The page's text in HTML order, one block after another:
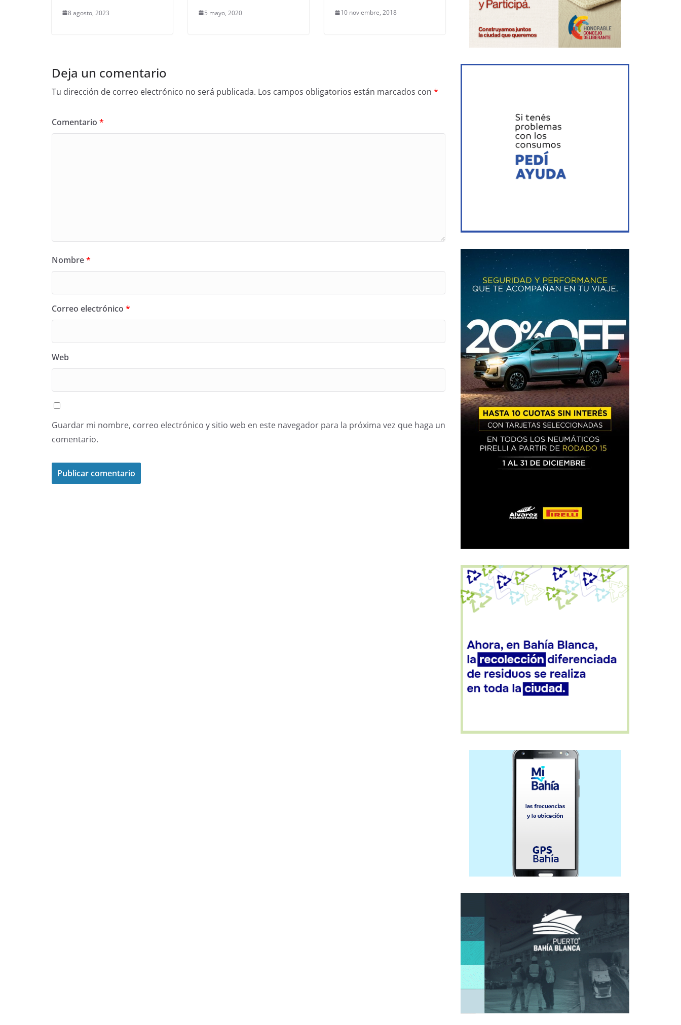
8 agosto, 2023 5 mayo, 2020 10 noviembre, 2018
Deja un comentario
Tu dirección de correo electrónico no será publicada. Los campos obligatorios están marcados con *
Comentario *
Nombre*
Correo electrónico *
Web
Guardar mi nombre, correo electrónico y sitio web en este navegador para la próxima vez que haga un
comentario.